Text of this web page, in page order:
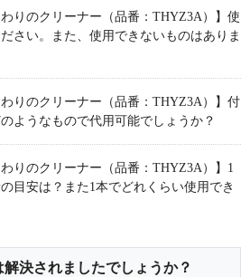
わりのクリーナー（品番：THYZ3A）】使
さい。また、使用できないものはありま
わりのクリーナー（品番：THYZ3A）】付
ようなもので代用可能でしょうか？
わりのクリーナー（品番：THYZ3A）】1
目安は？また1本でどれくらい使用でき
決されましたでしょうか？